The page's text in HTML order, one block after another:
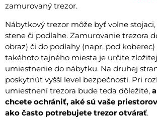
zamurovaný trezor.
Nábytkový trezor môže byť voľne
stene či podlahe. Zamurovanie trezora
obraz) či do podlahy (napr. pod
takéhoto tajného miesta je určite
umiestnenie do nábytku. Na druhej
poskytnúť vyšší level bezpečnosti. Pri
umiestnení trezora bude teda dôležité,
chcete ochrániť, aké sú vaše
ako často potrebujete trezor otvárať.